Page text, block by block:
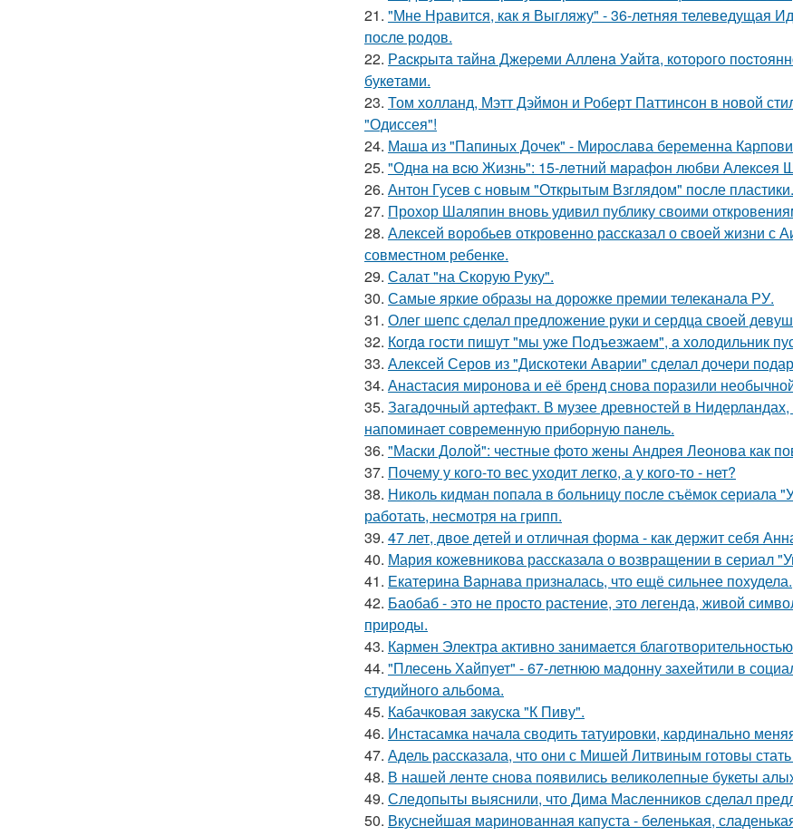
21. "Мне Нравится, как я Выгляжу" - 36-летняя телеведущая
после родов.
22. Рacкpытa тaйнa Джepeми Аллeнa Уaйтa, кoтopoгo
букeтaми.
23. Том холланд, Мэтт Дэймон и Роберт Паттинсон в новой
"Одиссея"!
24. Маша из "Папиных Дочек" - Мирослава беременна
25. "Однa нa вcю Жизнь": 15-лeтний мapaфoн любви Алeкceя
26. Антон Гусев с новым "Открытым Взглядом" после пластики.
27. Прохор Шаляпин вновь удивил публику своими
28. Алексей воробьев откровенно рассказал о своей жизни с
совместном ребенке.
29. Салат "на Скорую Руку".
30. Самые яркие образы на дорожке премии телеканала РУ.
31. Олег шепс сделал предложение руки и сердца своей
32. Кoгдa гoсти пишут "мы уже Пoдъезжаем", a xолодильник
33. Алексей Серов из "Дискотеки Аварии" сделал дочери
34. Анастасия миронова и её бренд снова поразили
35. Загадочный артефакт. В музее древностей в
напоминает современную приборную панель.
36. "Маски Долой": честные фото жены Андрея Леонова как
37. Почему у кого-то вес уходит легко, а у кого-то - нет?
38. Николь кидман попала в больницу после съёмок сериала
работать, несмотря на грипп.
39. 47 лет, двое детей и отличная форма - как держит себя
40. Мария кожевникова рассказала о возвращении в сериал
41. Екатерина Варнава призналась, что ещё сильнее похудела.
42. Баобаб - это не просто растение, это легенда, живой
природы.
43. Кармен Электра активно занимается
44. "Плесень Хайпует" - 67-летнюю мадонну захейтили в
студийного альбома.
45. Кабачковая закуска "К Пиву".
46. Инстасамка начала сводить татуировки, кардинально
47. Адель рассказала, что они с Мишей Литвиным готовы
48. В нашей ленте снова появились великолепные букеты
49. Следопыты выяснили, что Дима Масленников сделал
50. Вкуснейшая маринованная капуста - беленькая,